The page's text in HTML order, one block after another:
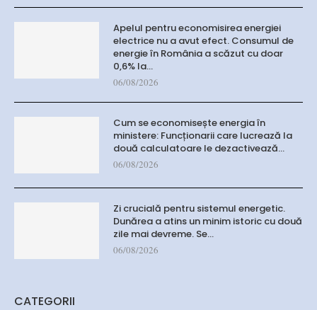
Apelul pentru economisirea energiei
electrice nu a avut efect. Consumul de
energie în România a scăzut cu doar
0,6% la…
06/08/2026
Cum se economisește energia în
ministere: Funcționarii care lucrează la
două calculatoare le dezactivează…
06/08/2026
Zi crucială pentru sistemul energetic.
Dunărea a atins un minim istoric cu două
zile mai devreme. Se…
06/08/2026
CATEGORII